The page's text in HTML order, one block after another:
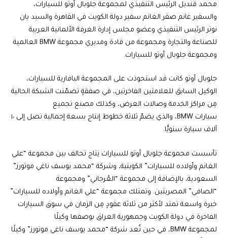
محمد قنديل الرئيس التنفيذي لمجموعة جلوبال أوتو للسيارات،
والسفير غانم صقر الغانم سفير دولة الكويت في القاهرة والسيد يان
نوتر الرئيس التنفيذي وعضو مجلس إدارة الغرفة الألمانية العربية
للصناعة والتجارة ومجموعة من قادة ومديري مجموعة BMW العالمية
ومجموعة جلوبال أوتو للسيارات.
جلوبال أوتو كانت قد استحوذت على المجموعة البافارية للسيارات،
الوكيل السابق للعلامتين الفاخرتين، في صفقةٍ تضمّنت الشبكة الحالية
مِن مراكز الخدمة وصالات العرض، وكذلك مصنع تجميع
سيارات BMW، والذي يضمّ ثلاثة خطوط إنتاج بسعة إجمالية تصل إلى ١٠
آلاف سيارة سنويًّا.
تأسست مجموعة جلوبال أوتو للسيارات نِتاج تحالف بين مجموعة “علي
الغانم وأولاده للسيارات” الكويتية، وشركة “محمد يوسف ناغي موتورز”
السعودية، بالإضافة إلى مجموعة “العُرجاني” ومجموعة
“الصافي” المصريتين. وتمتلك مجموعة “علي الغانم وأولاده للسيارات”
خبرة واسعة تمتد لأكثر من ثلاثة عقودٍ مِن الزمان في سوق السيارات
الفاخرة في دولة الكويت وجمهورية العراق بوصفها وكيلًا
لمجموعة BMW، في حين تُعد شركة “محمد يوسف ناغي موتورز” وكيلًا